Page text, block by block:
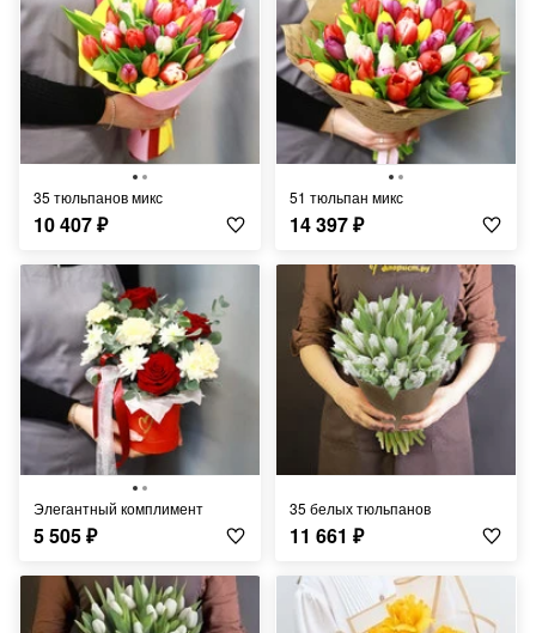
35 тюльпанов микс
10 407₽
51 тюльпан микс
14 397₽
Элегантный комплимент
5 505₽
35 белых тюльпанов
11 661 ₽